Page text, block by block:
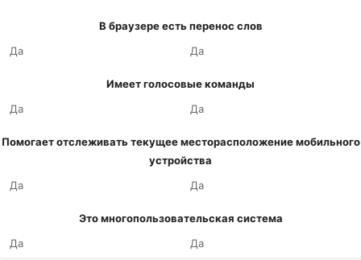
В браузере есть перенос слов
Да
Да
Имеет голосовые команды
Да
Да
Помогает отслеживать текущее месторасположение мобильного
устройства
Да
Да
Это многопользовательская система
Да
Да